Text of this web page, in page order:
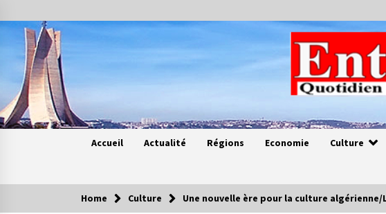
to
content
Accueil Actualité Régions Economie Culture
Contes de chez nous
Home Culture Une nouvelle ère pour la culture